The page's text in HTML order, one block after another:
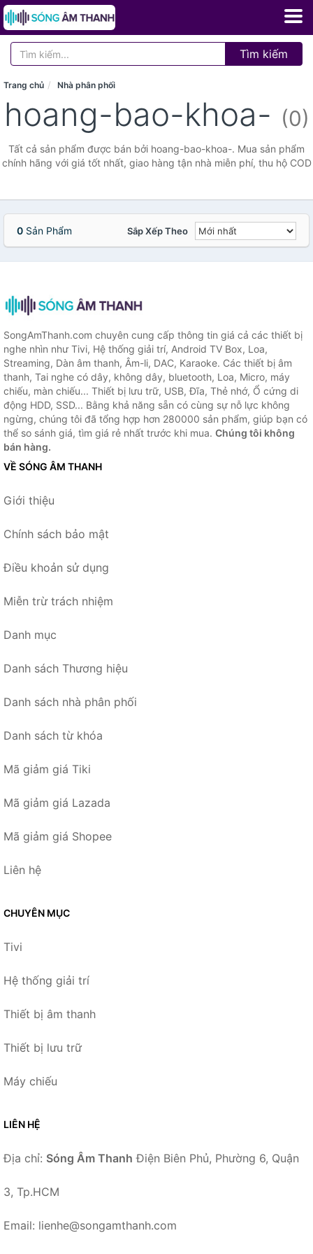
Tìm kiếm
Trang chủ Nhà phân phối
hoang-bao-khoa- (0)
Tất cả sản phẩm được bán bởi hoang-bao-khoa-. Mua sản phẩm
chính hãng với giá tốt nhất, giao hàng tận nhà miễn phí, thu hộ COD
0 Sản Phẩm Sắp Xếp Theo
SongAmThanh.com chuyên cung cấp thông tin giá cả các thiết bị
nghe nhìn như Tivi, Hệ thống giải trí, Android TV Box, Loa,
Streaming, Dàn âm thanh, Âm-li, DAC, Karaoke. Các thiết bị âm
thanh, Tai nghe có dây, không dây, bluetooth, Loa, Micro, máy
chiếu, màn chiếu... Thiết bị lưu trữ, USB, Đĩa, Thẻ nhớ, Ổ cứng di
động HDD, SSD... Bằng khả năng sẵn có cùng sự nỗ lực không
ngừng, chúng tôi đã tổng hợp hơn 280000 sản phẩm, giúp bạn có
thể so sánh giá, tìm giá rẻ nhất trước khi mua. Chúng tôi không
bán hàng.
VỀ SÓNG ÂM THANH
Giới thiệu
Chính sách bảo mật
Điều khoản sử dụng
Miễn trừ trách nhiệm
Danh mục
Danh sách Thương hiệu
Danh sách nhà phân phối
Danh sách từ khóa
Mã giảm giá Tiki
Mã giảm giá Lazada
Mã giảm giá Shopee
Liên hệ
CHUYÊN MỤC
Tivi
Hệ thống giải trí
Thiết bị âm thanh
Thiết bị lưu trữ
Máy chiếu
LIÊN HỆ
Địa chỉ: Sóng Âm Thanh Điện Biên Phủ, Phường 6, Quận
3, Tp.HCM
Email: lienhe@songamthanh.com